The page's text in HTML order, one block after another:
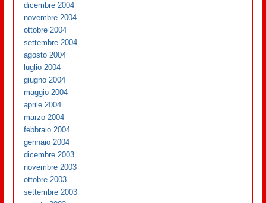
dicembre 2004
novembre 2004
ottobre 2004
settembre 2004
agosto 2004
luglio 2004
giugno 2004
maggio 2004
aprile 2004
marzo 2004
febbraio 2004
gennaio 2004
dicembre 2003
novembre 2003
ottobre 2003
settembre 2003